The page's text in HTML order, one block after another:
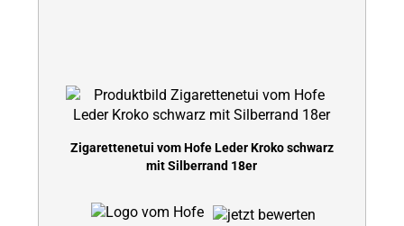
Zigarettenetui vom Hofe Leder Kroko schwarz
mit Silberrand 18er